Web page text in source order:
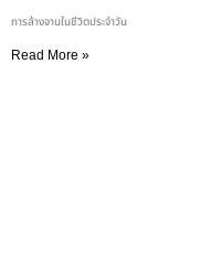
การล้างจานในชีวิตประจำวัน
Read More »